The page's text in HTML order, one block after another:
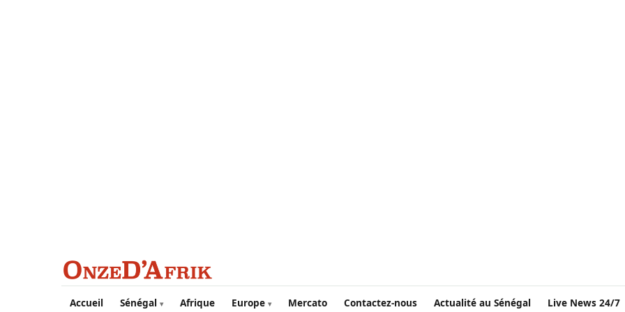
Aller au contenu principal
Accueil Sénégal Afrique Europe Mercato Contactez-nous Actualité au Sénégal Live News 24/7